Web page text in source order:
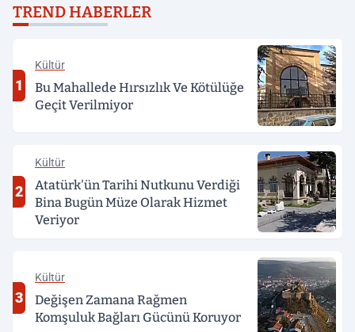
TREND HABERLER
1
Kültür
Bu Mahallede Hırsızlık Ve Kötülüğe
Geçit Verilmiyor
2
Kültür
Atatürk'ün Tarihi Nutkunu Verdiği
Bina Bugün Müze Olarak Hizmet
Veriyor
3
Kültür
Değişen Zamana Rağmen
Komşuluk Bağları Gücünü Koruyor